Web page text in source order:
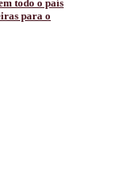
todo o país
para o